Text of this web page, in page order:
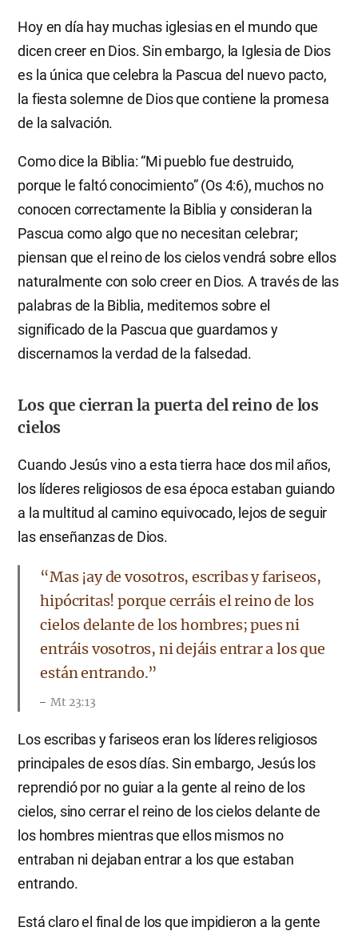
Hoy en día hay muchas iglesias en el mundo que
dicen creer en Dios. Sin embargo, la Iglesia de Dios
es la única que celebra la Pascua del nuevo pacto,
la fiesta solemne de Dios que contiene la promesa
de la salvación.
Como dice la Biblia: “Mi pueblo fue destruido,
porque le faltó conocimiento” (Os 4:6), muchos no
conocen correctamente la Biblia y consideran la
Pascua como algo que no necesitan celebrar;
piensan que el reino de los cielos vendrá sobre ellos
naturalmente con solo creer en Dios. A través de las
palabras de la Biblia, meditemos sobre el
significado de la Pascua que guardamos y
discernamos la verdad de la falsedad.
Los que cierran la puerta del reino de los
cielos
Cuando Jesús vino a esta tierra hace dos mil años,
los líderes religiosos de esa época estaban guiando
a la multitud al camino equivocado, lejos de seguir
las enseñanzas de Dios.
“Mas ¡ay de vosotros, escribas y fariseos,
hipócritas! porque cerráis el reino de los
cielos delante de los hombres; pues ni
entráis vosotros, ni dejáis entrar a los que
están entrando.”
Mt 23:13
Los escribas y fariseos eran los líderes religiosos
principales de esos días. Sin embargo, Jesús los
reprendió por no guiar a la gente al reino de los
cielos, sino cerrar el reino de los cielos delante de
los hombres mientras que ellos mismos no
entraban ni dejaban entrar a los que estaban
entrando.
Está claro el final de los que impidieron a la gente